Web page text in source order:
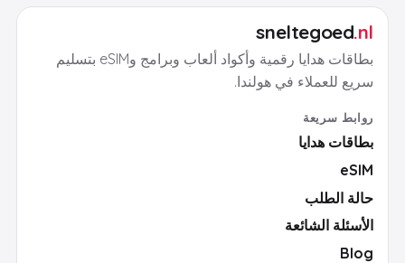
sneltegoed.nl
بطاقات هدايا رقمية وأكواد ألعاب وبرامج وeSIM بتسليم
سريع للعملاء في هولندا.
روابط سريعة
بطاقات هدايا
eSIM
حالة الطلب
الأسئلة الشائعة
Blog